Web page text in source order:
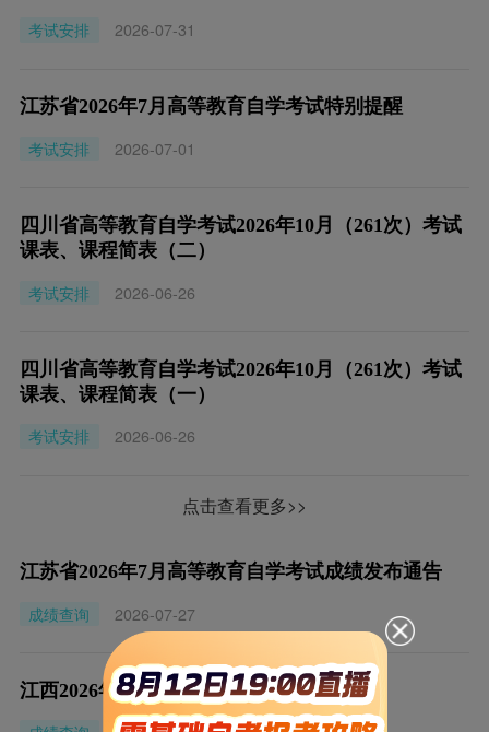
考试安排
2026-07-31
江苏省2026年7月高等教育自学考试特别提醒
考试安排
2026-07-01
四川省高等教育自学考试2026年10月（261次）考试
课表、课程简表（二）
考试安排
2026-06-26
四川省高等教育自学考试2026年10月（261次）考试
课表、课程简表（一）
考试安排
2026-06-26
点击查看更多>>
江苏省2026年7月高等教育自学考试成绩发布通告
成绩查询
2026-07-27
江西2026年10月自学考试查分时间